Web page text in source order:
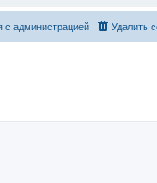
Удалить
с администрацией